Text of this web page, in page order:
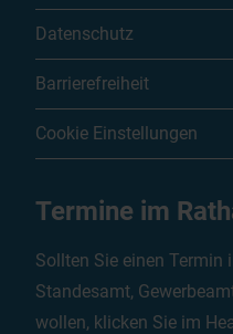
Datenschutz
Barrierefreiheit
Cookie Einstellungen
Termine im
Sollten Sie einen Termin
Standesamt,
wollen, klicken Sie im